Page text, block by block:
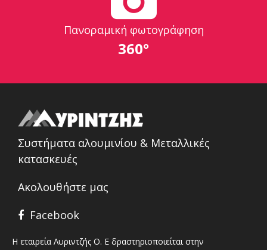
Πανοραμική φωτογράφηση
360°
Συστήματα αλουμινίου & Μεταλλικές
κατασκευές
Ακολουθήστε μας
Facebook
Η εταιρεία Λυριντζής Ο. Ε δραστηριοποιείται στην